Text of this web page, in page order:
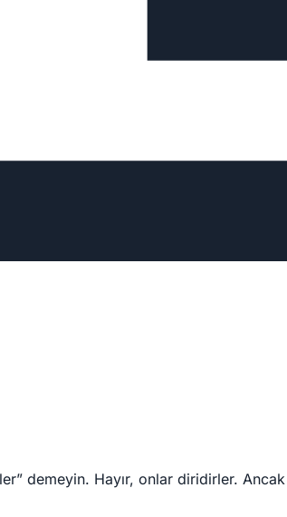
demeyin. Hayır, onlar diridirler.